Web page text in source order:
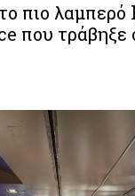
πιο λαμπερό
που τράβηξε